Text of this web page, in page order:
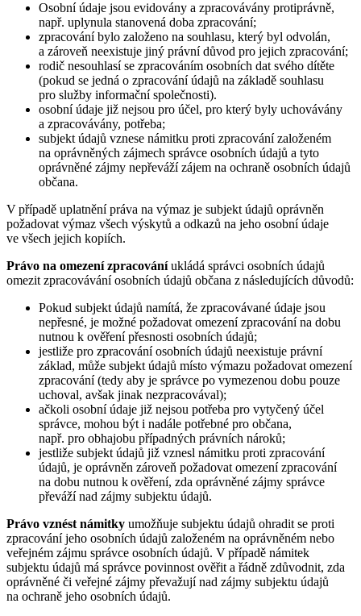
Osobní údaje jsou evidovány a zpracovávány protiprávně,
např. uplynula stanovená doba zpracování;
zpracování bylo založeno na souhlasu, který byl odvolán,
a zároveň neexistuje jiný právní důvod pro jejich zpracování;
rodič nesouhlasí se zpracováním osobních dat svého dítěte
(pokud se jedná o zpracování údajů na základě souhlasu
pro služby informační společnosti).
osobní údaje již nejsou pro účel, pro který byly uchovávány
a zpracovávány, potřeba;
subjekt údajů vznese námitku proti zpracování založeném
na oprávněných zájmech správce osobních údajů a tyto
oprávněné zájmy nepřeváží zájem na ochraně osobních údajů
občana.
V případě uplatnění práva na výmaz je subjekt údajů oprávněn
požadovat výmaz všech výskytů a odkazů na jeho osobní údaje
ve všech jejich kopiích.
Právo na omezení zpracováníukládá správci osobních údajů
omezit zpracovávání osobních údajů občana z následujících důvodů:
Pokud subjekt údajů namítá, že zpracovávané údaje jsou
nepřesné, je možné požadovat omezení zpracování na dobu
nutnou k ověření přesnosti osobních údajů;
jestliže pro zpracování osobních údajů neexistuje právní
základ, může subjekt údajů místo výmazu požadovat omezení
zpracování (tedy aby je správce po vymezenou dobu pouze
uchoval, avšak jinak nezpracovával);
ačkoli osobní údaje již nejsou potřeba pro vytyčený účel
správce, mohou být i nadále potřebné pro občana,
např. pro obhajobu případných právních nároků;
jestliže subjekt údajů již vznesl námitku proti zpracování
údajů, je oprávněn zároveň požadovat omezení zpracování
na dobu nutnou k ověření, zda oprávněné zájmy správce
převáží nad zájmy subjektu údajů.
Právo vznést námitky umožňuje subjektu údajů ohradit se proti
zpracování jeho osobních údajů založeném na oprávněném nebo
veřejném zájmu správce osobních údajů. V případě námitek
subjektu údajů má správce povinnost ověřit a řádně zdůvodnit, zda
oprávněné či veřejné zájmy převažují nad zájmy subjektu údajů
na ochraně jeho osobních údajů.